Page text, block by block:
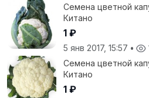
Семена цветной
Китано
1 ₽
5 янв 2017, 15:57 •
Семена цветной
Китано
1 ₽